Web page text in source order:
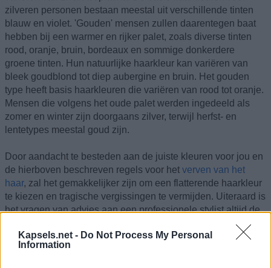
Kapsels.net - Do Not Process My Personal
Information
zilveren personen bestaan meestal uit verschillende tinten
blauw en violet. 'Gouden' mensen zullen daarentegen baat
hebben bij een warmer en rijker palet, zoals diverse tinten
rood, oranje, bruin, bordeaux en sommige donkerdere
groene tinten. Hun natuurlijke haarkleur kan variëren van
bleek goudblond tot diep aubergine en bruin. Het gouden
type heeft basis haarkleuren die variëren van rood tot oranje.
Mensen die volgens het oude palet werden ingedeeld als
zomer en winter zijn doorgaans zilver, terwijl herfst- en
lentetypes meestal goud zijn.
Door aandacht te besteden aan de juiste kleuren voor jou en
de hierboven beschreven regels voor het verven van het
haar, zal het gemakkelijker zijn om een flatterende haarkleur
te kiezen en tragische vergissingen te vermijden. Uiteraard is
het vragen van advies aan een professionele stylist altijd de
beste optie, maar als je ervoor kiest om zelf te verven, zorg
dan in ieder geval dat je goed geïnformeerd bent en wees
vooral voorzichtig.